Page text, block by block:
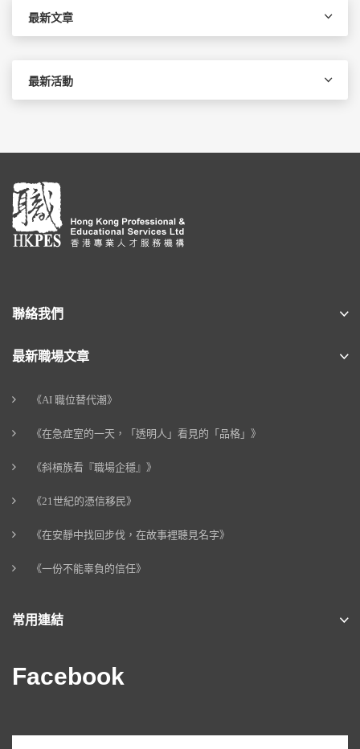
最新文章
最新活動
聯絡我們
最新職場文章
《AI 職位替代潮》
《在急症室的一天，「透明人」看見的「品格」》
《斜槓族看『職場企穩』》
《21世紀的憑信移民》
《在安靜中找回步伐，在故事裡聽見名字》
《一份不能辜負的信任》
常用連結
Facebook